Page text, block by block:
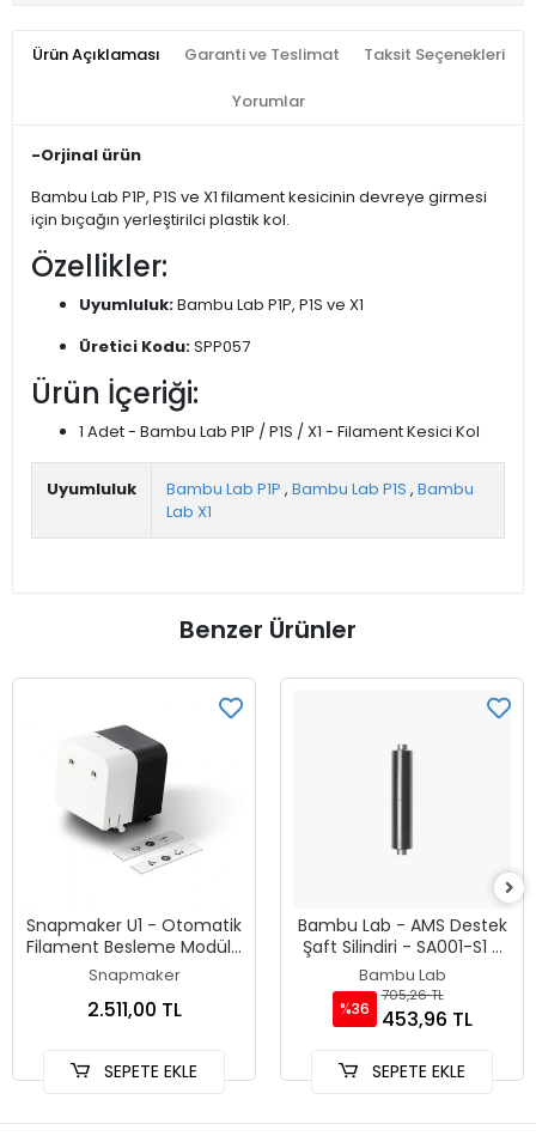
Ürün Açıklaması Garanti ve Teslimat Taksit Seçenekleri
Yorumlar
-Orjinal ürün
Bambu Lab P1P, P1S ve X1 filament kesicinin devreye girmesi
için bıçağın yerleştirilci plastik kol.
Özellikler:
Uyumluluk:Bambu Lab P1P, P1S ve X1
Üretici Kodu:SPP057
Ürün İçeriği:
1 Adet - Bambu Lab P1P / P1S / X1 - Filament Kesici Kol
Uyumluluk Bambu Lab P1P , Bambu Lab P1S , Bambu
Lab X1
Benzer Ürünler
Snapmaker U1 - Otomatik
Filament Besleme Modülü
- Orjinal
Snapmaker
2.511,00 TL
SEPETE EKLE
Bambu Lab - AMS Destek
Şaft Silindiri - SA001-S1 -
Orjinal
Bambu Lab
%36
705,26 TL
453,96 TL
SEPETE EKLE